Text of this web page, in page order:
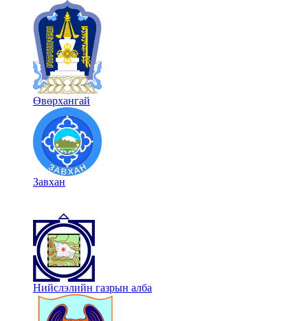
Өвөрхангай
Завхан
Нийслэлийн газрын алба